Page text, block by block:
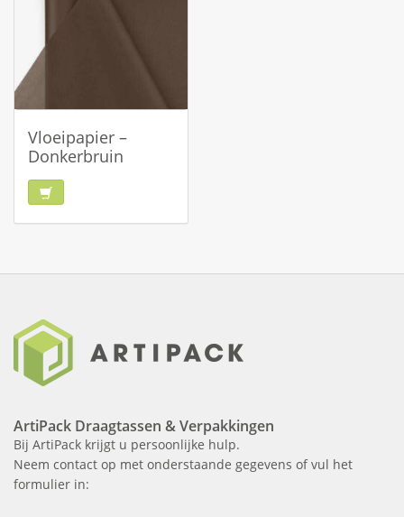
Vloeipapier –
Donkerbruin
ArtiPack Draagtassen & Verpakkingen
Bij ArtiPack krijgt u persoonlijke hulp.
Neem contact op met onderstaande gegevens of vul het
formulier in: